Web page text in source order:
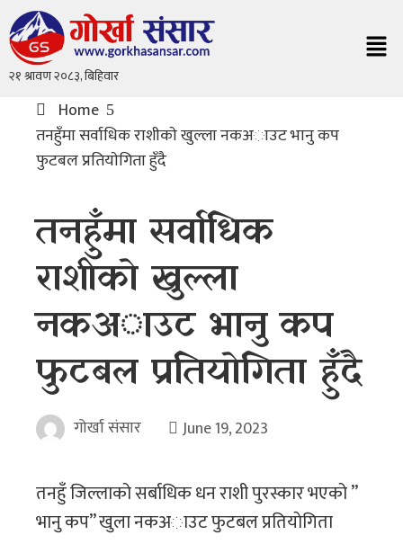
Home
तनहुँमा सर्वाधिक राशीकाे खुल्ला नकअाउट भानु कप
फुटबल प्रतियाेगिता हुँदै
तनहुँमा सर्वाधिक
राशीकाे खुल्ला
नकअाउट भानु कप
फुटबल प्रतियाेगिता हुँदै
गोर्खा संसार June 19, 2023
तनहुँ जिल्लाको सर्बाधिक धन राशी पुरस्कार भएको ”
भानु कप” खुला नकअाउट फुटबल प्रतियाेगिता